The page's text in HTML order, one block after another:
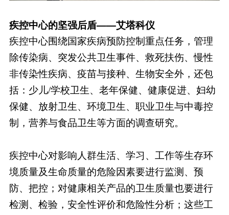
疾控中心的坚强后盾——艾塔科仪
疾控中心围绕国家疾病预防控制重点任务，管理
除传染病、突发公共卫生事件、救死扶伤、慢性
非传染性疾病、疫苗与接种、生物安全外，还包
括：少儿/学校卫生、老年保健、健康促进、妇幼
保健、放射卫生、环境卫生、职业卫生与中毒控
制，营养与食品卫生等方面的调查研究。
疾控中心对影响人群生活、学习、工作等生存环
境质量及生命质量的危险因素要进行监测、预
防、把控；对健康相关产品的卫生质量也要进行
检测、检验，安全性评价和危险性分析；这些工